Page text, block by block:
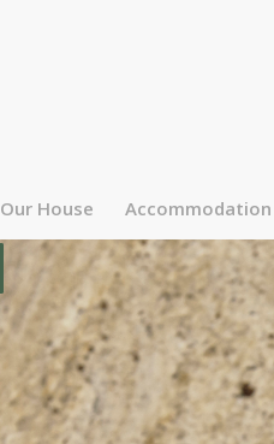
Our House Accommodation